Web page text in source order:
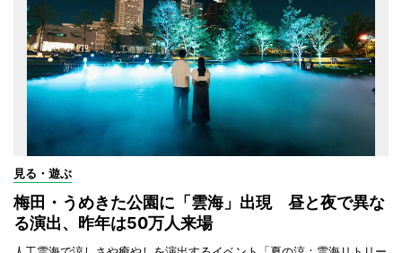
見る・遊ぶ
梅田・うめきた公園に「雲海」出現 昼と夜で異な
る演出、昨年は50万人来場